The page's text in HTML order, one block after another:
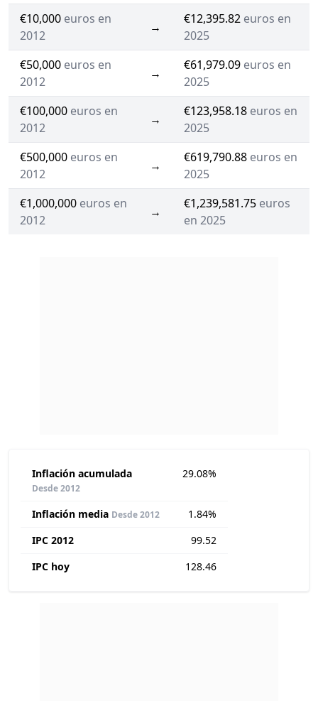
€10,000 euros en
2012
→
€12,395.82 euros en
2025
€50,000 euros en
2012
→
€61,979.09 euros en
2025
€100,000 euros en
2012
→
€123,958.18 euros en
2025
€500,000 euros en
2012
→
€619,790.88 euros en
2025
€1,000,000 euros en
2012
→
€1,239,581.75 euros
en 2025
Inflación acumulada
Desde 2012
29.08%
Inflación media Desde 2012
1.84%
IPC 2012
99.52
IPC hoy
128.46